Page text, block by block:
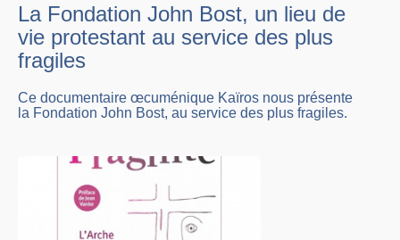
La Fondation John Bost, un lieu de
vie protestant au service des plus
fragiles
Ce documentaire œcuménique Kaïros nous présente
la Fondation John Bost, au service des plus fragiles.